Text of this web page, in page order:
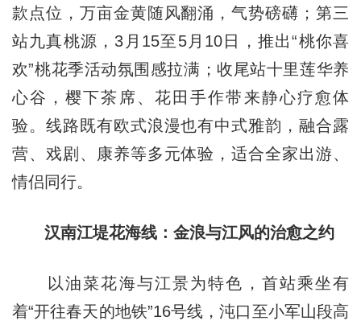
款点位，万亩金黄随风翻涌，气势磅礴；第三
站九真桃源，3月15至5月10日，推出“桃你喜
欢”桃花季活动氛围感拉满；收尾站十里莲华养
心谷，樱下茶席、花田手作带来静心疗愈体
验。线路既有欧式浪漫也有中式雅韵，融合露
营、戏剧、康养等多元体验，适合全家出游、
情侣同行。
汉南江堤花海线：金浪与江风的治愈之约
以油菜花海与江景为特色，首站乘坐有
着“开往春天的地铁”16号线，沌口至小军山段高